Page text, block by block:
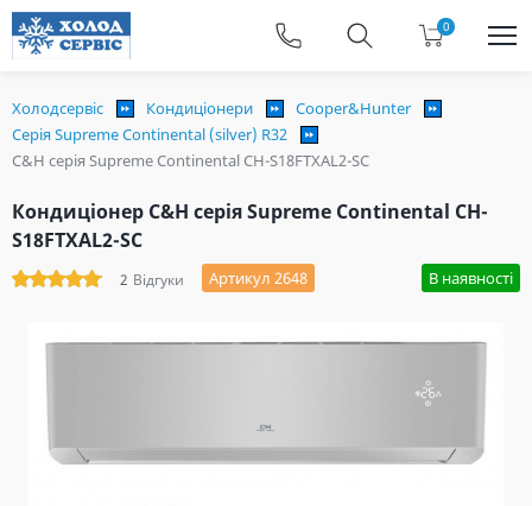
0
Холодсервіс Кондиціонери
Cooper&Hunter
Серія Supreme Continental (silver) R32
C&H cерія Supreme Continental CH-S18FTXAL2-SC
Кондиціонер C&H cерія Supreme Continental CH-
S18FTXAL2-SC
2 Відгуки Артикул 2648 В наявності